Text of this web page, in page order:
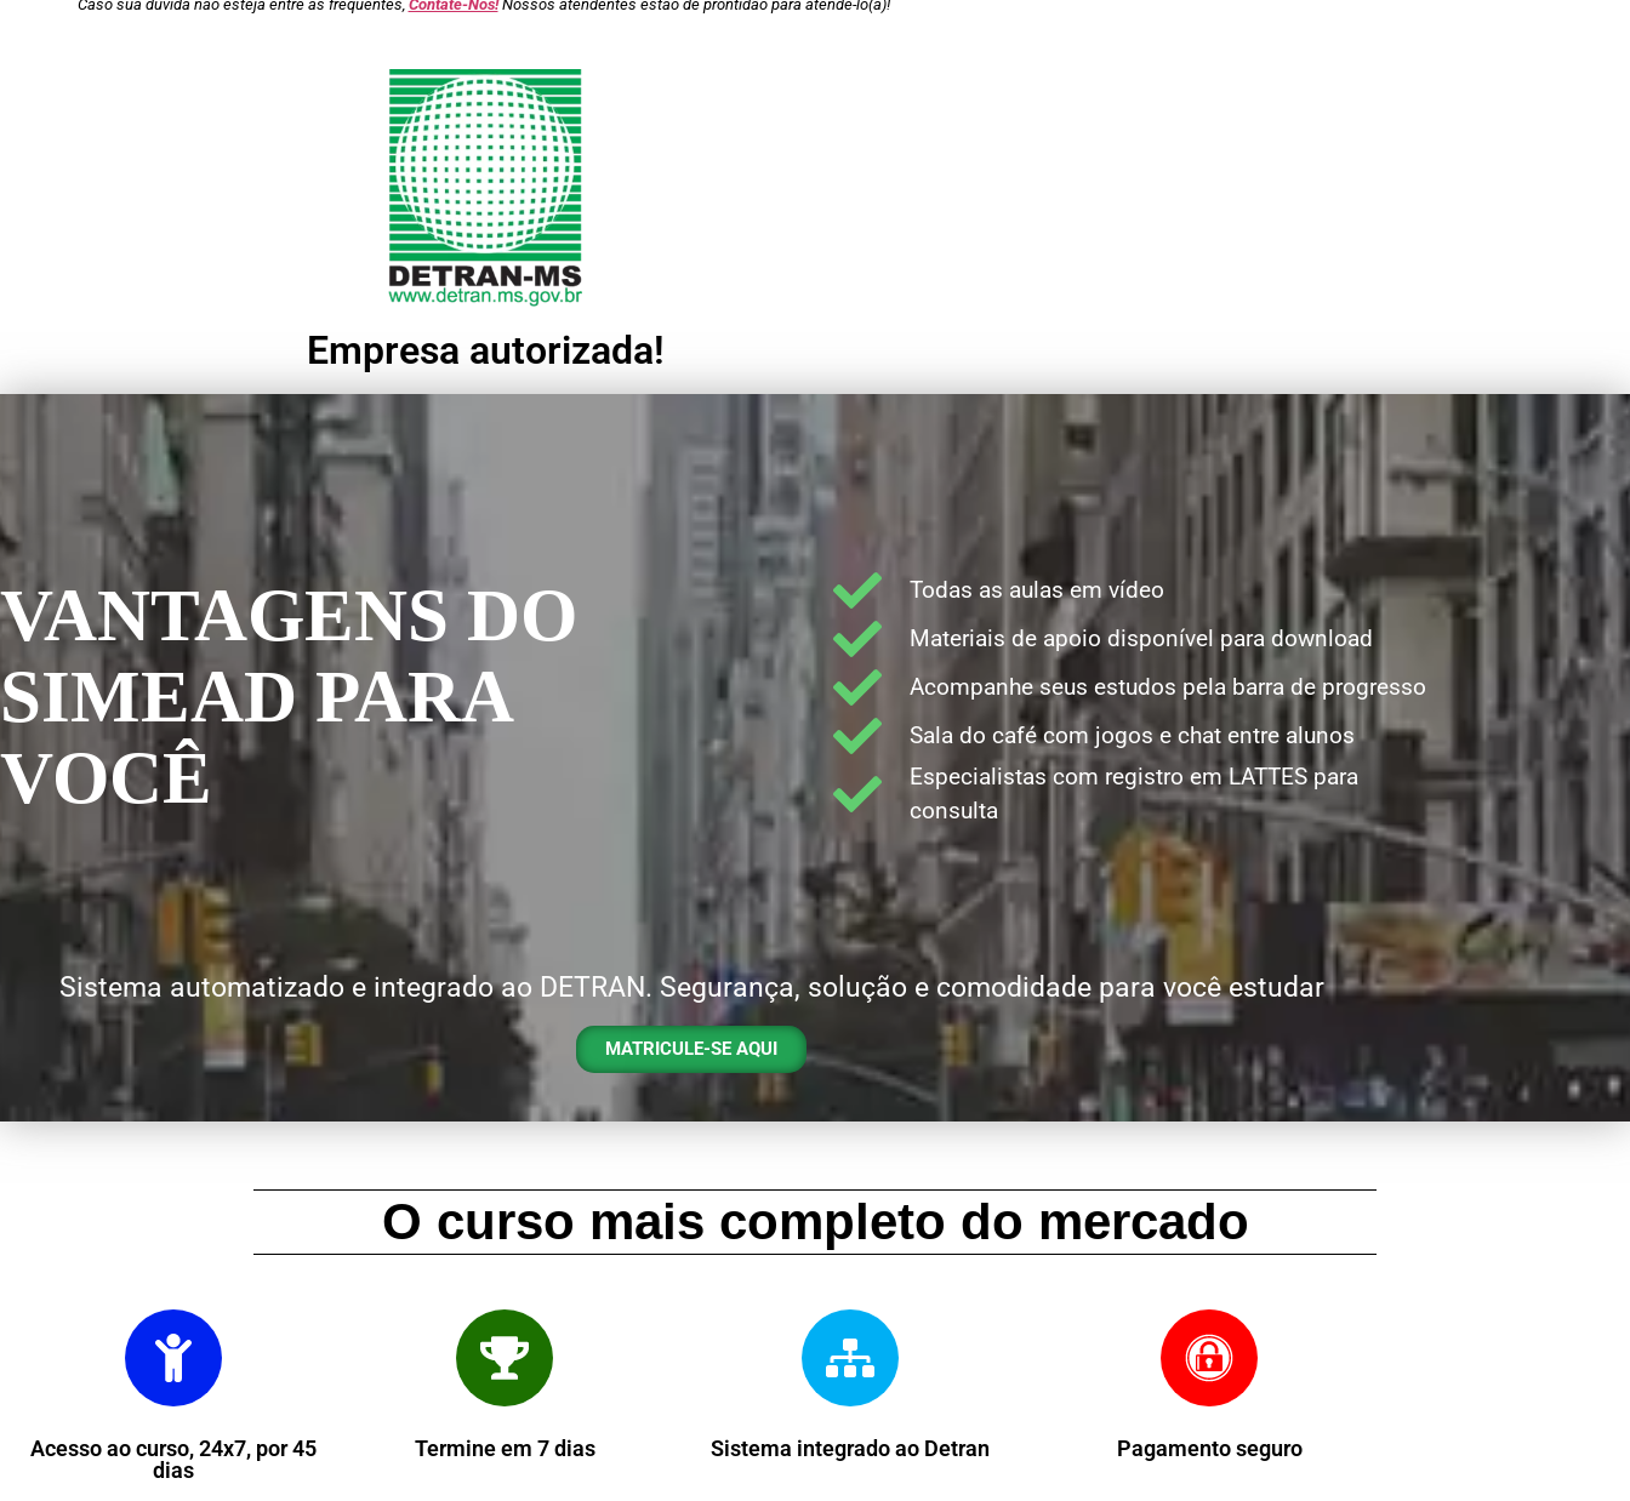
Caso sua dúvida não esteja entre as frequentes, Contate-Nos!Nossos atendentes estão de prontidão para atendê-lo(a)!
Empresa autorizada!
VANTAGENS DO
SIMEAD PARA
VOCÊ
Todas as aulas em vídeo
Materiais de apoio disponível para download
Acompanhe seus estudos pela barra de progresso
Sala do café com jogos e chat entre alunos
Especialistas com registro em LATTES para
consulta
Sistema automatizado e integrado ao DETRAN. Segurança, solução e comodidade para você estudar
MATRICULE-SE AQUI
O curso mais completo do mercado
Acesso ao curso, 24x7, por 45
dias
Termine em 7 dias Sistema integrado ao Detran Pagamento seguro